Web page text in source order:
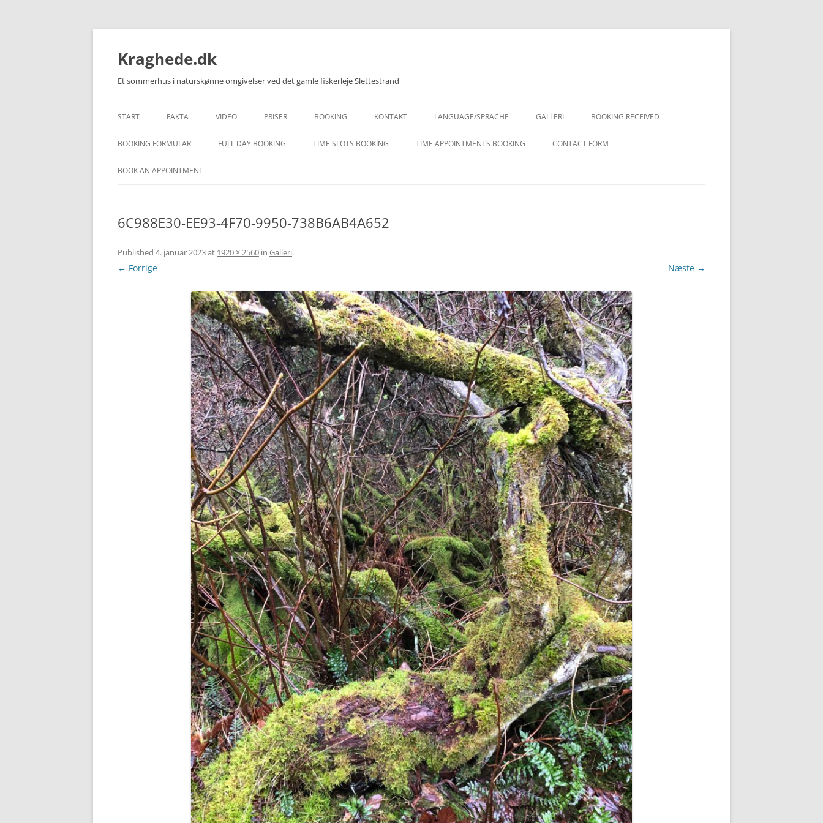
Kraghede.dk
Et sommerhus i naturskønne omgivelser ved det gamle fiskerleje Slettestrand
START FAKTA
BESKRIVELSE – DANSK
DESCRIPTION – ENGLISH
VIDEO
VIDEO – HUSET
PRISER BOOKING KONTAKT LANGUAGE/SPRACHE
DESCRIPTION – ENGLISH
GALLERI BOOKING RECEIVED
BOOKING FORMULAR FULL DAY BOOKING TIME SLOTS BOOKING TIME APPOINTMENTS BOOKING CONTACT FORM
BOOK AN APPOINTMENT
6C988E30-EE93-4F70-9950-738B6AB4A652
Published 4. januar 2023at 1920 × 2560 in Galleri.
← Forrige Næste →